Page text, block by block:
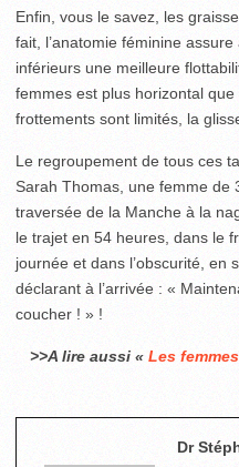
Enfin, vous le savez, les
fait, l’anatomie féminine
inférieurs une meilleure
femmes est plus horizontal
frottements sont limités, la
Le regroupement de tous ces
Sarah Thomas, une femme de
traversée de la Manche à la
le trajet en 54 heures, dans le
journée et dans l’obscurité, en
déclarant à l’arrivée : «
coucher ! » !
>>A lire aussi « Les
Dr